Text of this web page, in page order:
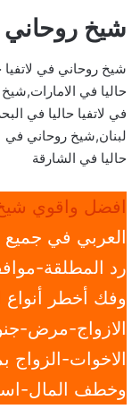
شيخ روحاني
شيخ روحاني في لاتفيا
حاليا في
في لاتفيا حاليا في
لبنان,شيخ روحاني في
حاليا في الشارقة
افضل واقوي
العربي في جميع
رد المطلقة-
وفك أخطر أنواع
الازواج-مرض-
الاخوات-
وخطف المال-